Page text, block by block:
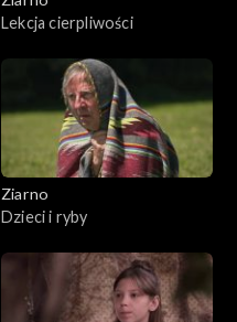
Lekcja cierpliwości
Ziarno
Dzieci i ryby